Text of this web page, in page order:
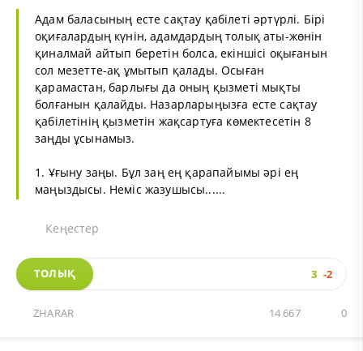
Адам баласының есте сақтау қабілеті әртүрлі. Бірі
оқиғалардың күнін, адамдардың толық аты-жөнін
қиналмай айтып беретін болса, екіншісі оқығанын
сол мезетте-ақ ұмытып қалады. Осыған
қарамастан, барлығы да оның қызметі мықты
болғанын қалайды. Назарларыңызға есте сақтау
қабілетінің қызметін жақсартуға көмектесетін 8
заңды ұсынамыз.
1. Ұғыну заңы. Бұл заң ең қарапайымы әрі ең
маңыздысы. Неміс жазушысы......
Кеңестер
ТОЛЫҚ 3 -2
ZHARAR 0
14 667